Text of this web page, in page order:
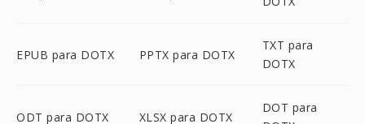
EPUB para DOTX PPTX para DOTX
TXT para
DOTX
ODT para DOTX XLSX para DOTX
DOT para